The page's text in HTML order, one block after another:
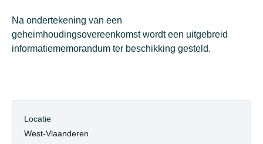
Na ondertekening van een
geheimhoudingsovereenkomst wordt een uitgebreid
informatiememorandum ter beschikking gesteld.
Locatie
West-Vlaanderen